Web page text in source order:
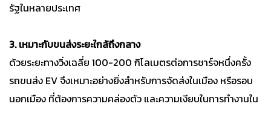
รัฐในหลายประเทศ
3. เหมาะกับขนส่งระยะใกล้ถึงกลาง
ด้วยระยะทางวิ่งเฉลี่ย 100-200 กิโลเมตรต่อการชาร์จหนึ่งครั้ง
รถขนส่ง EV จึงเหมาะอย่างยิ่งสำหรับการจัดส่งในเมือง หรือรอบ
นอกเมือง ที่ต้องการความคล่องตัว และความเงียบในการทำงานใน